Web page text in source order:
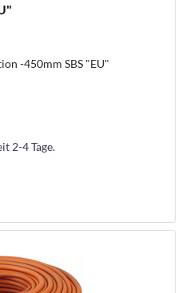
-450mm SBS "EU"
2-4 Tage.